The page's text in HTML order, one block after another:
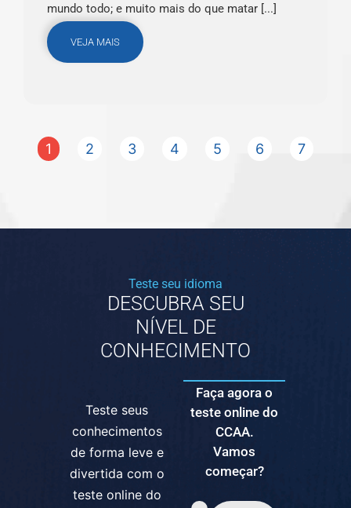
mundo todo; e muito mais do que matar [...]
VEJA MAIS
1 2 3 4 5 6 7
Teste seu idioma
DESCUBRA SEU
NÍVEL DE
CONHECIMENTO
Teste seus
conhecimentos
de forma leve e
divertida com o
teste online do
Faça agora o
teste online do
CCAA.
Vamos
começar?